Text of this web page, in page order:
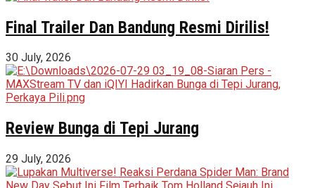
Final Trailer Dan Bandung Resmi Dirilis!
30 July, 2026
Review Bunga di Tepi Jurang
29 July, 2026